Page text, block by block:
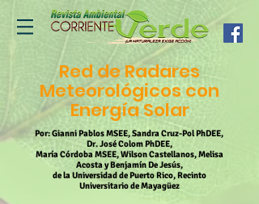
Red de Radares
Meteorológicos con
Energía Solar
Por: Gianni Pablos MSEE, Sandra Cruz-Pol PhDEE,
Dr. José Colom PhDEE,
María Córdoba MSEE, Wilson Castellanos, Melisa
Acosta y Benjamín De Jesús,
de la Universidad de Puerto Rico, Recinto
Universitario de Mayagüez